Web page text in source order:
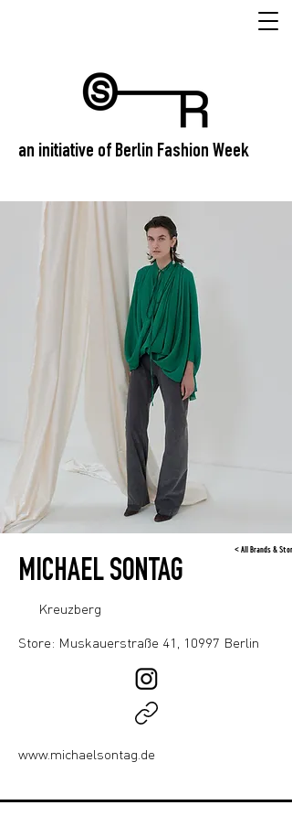
an initiative of Berlin Fashion Week
< All Brands &
MICHAEL SONTAG
Kreuzberg
Store: Muskauerstraße 41, 10997 Berlin
www.michaelsontag.de